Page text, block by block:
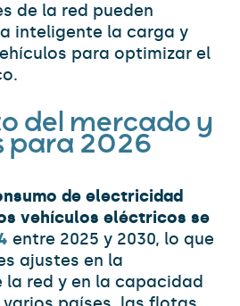
de la red pueden
inteligente la carga y
para optimizar el
del mercado y
para 2026
de electricidad
vehículos eléctricos se
entre 2025 y 2030, lo que
ajustes en la
red y en la capacidad